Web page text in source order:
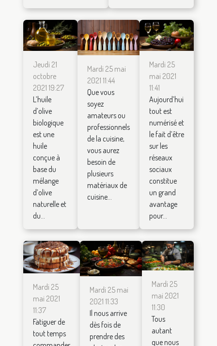
Jeudi 21
octobre
2021 19:27
L’huile
d’olive
biologique
est une
huile
conçue à
base du
mélange
d’olive
naturelle et
du...
Mardi 25 mai
2021 11:44
Que vous
soyez
amateurs ou
professionnels
de la cuisine,
vous aurez
besoin de
plusieurs
matériaux de
cuisine...
Mardi 25
mai 2021
11:41
Aujourd’hui
tout est
numérisé et
le fait d’être
sur les
réseaux
sociaux
constitue
un grand
avantage
pour...
Mardi 25
mai 2021
11:37
Fatiguer de
tout temps
Mardi 25 mai
2021 11:33
Il nous arrive
dès fois de
prendre des
Mardi 25
mai 2021
11:30
Tous
autant
que nous